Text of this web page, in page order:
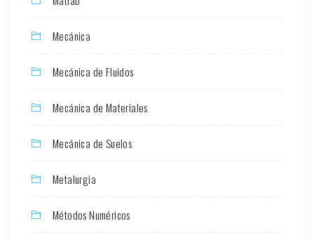
Mecánica
Mecánica de Fluidos
Mecánica de Materiales
Mecánica de Suelos
Metalurgia
Métodos Numéricos